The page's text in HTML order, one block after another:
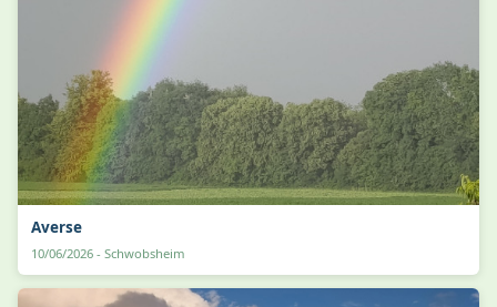
Averse
10/06/2026 - Schwobsheim